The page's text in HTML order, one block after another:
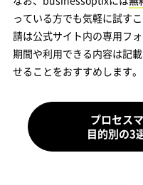
っている方でも気軽に試す
請は公式サイト内の専用フ
期間や利用できる内容は記
せることをおすすめします。
プロセス
目的別の3